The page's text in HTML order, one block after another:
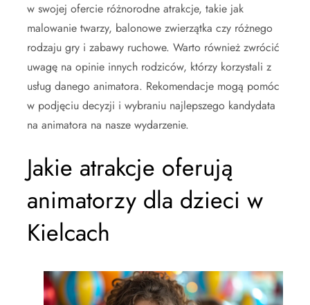
w swojej ofercie różnorodne atrakcje, takie jak
malowanie twarzy, balonowe zwierzątka czy różnego
rodzaju gry i zabawy ruchowe. Warto również zwrócić
uwagę na opinie innych rodziców, którzy korzystali z
usług danego animatora. Rekomendacje mogą pomóc
w podjęciu decyzji i wybraniu najlepszego kandydata
na animatora na nasze wydarzenie.
Jakie atrakcje oferują
animatorzy dla dzieci w
Kielcach